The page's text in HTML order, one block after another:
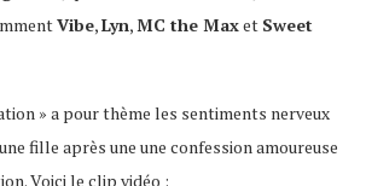
Vibe,Lyn,MC the Maxet Sweet
» a pour thème les sentiments nerveux
fille après une une confession amoureuse
Voici le clip vidéo :